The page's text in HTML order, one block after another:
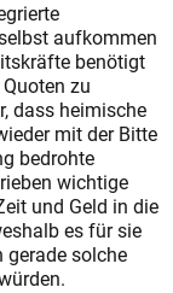
aufkommen
benötigt
zu
dass heimische
mit der Bitte
bedrohte
wichtige
und Geld in die
es für sie
gerade solche